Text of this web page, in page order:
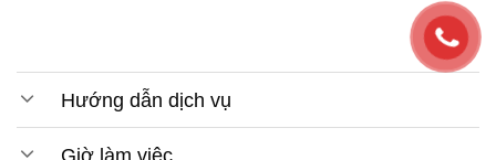
Hướng dẫn dịch vụ